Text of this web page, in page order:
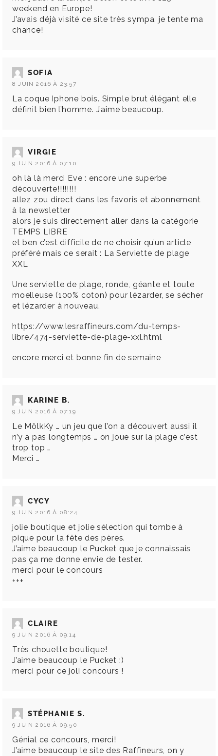
weekend en Europe!
J’avais déjà visité ce site très sympa, je tente ma
chance!
SOFIA
8 JUIN 2016 À 23:57
La coque Iphone bois. Simple brut élégant elle
définit bien l’homme. J’aime beaucoup.
VIRGIE
9 JUIN 2016 À 07:10
oh là là merci Eve : encore une superbe
découverte!!!!!!!!
allez zou direct dans les favoris et abonnement
à la newsletter
alors je suis directement aller dans la catégorie
TEMPS LIBRE
et ben c’est difficile de ne choisir qu’un article
préféré mais ce serait : La Serviette de plage
XXL
Une serviette de plage, ronde, géante et toute
moelleuse (100% coton) pour lézarder, se sécher
et lézarder à nouveau.
https://www.lesraffineurs.com/du-temps-
libre/474-serviette-de-plage-xxl.html
encore merci et bonne fin de semaine
KARINE B.
9 JUIN 2016 À 07:19
Le MölkKy … un jeu que l’on a découvert aussi il
n’y a pas longtemps … on joue sur la plage c’est
trop top …
Merci …
CYCY
9 JUIN 2016 À 08:24
jolie boutique et jolie sélection qui tombe à
pique pour la fête des pères.
J’aime beaucoup le Pucket que je connaissais
pas ça me donne envie de tester.
merci pour le concours
+++
CLAIRE
9 JUIN 2016 À 09:14
Très chouette boutique!
J’aime beaucoup le Pucket :)
merci pour ce joli concours !
STÉPHANIE S.
9 JUIN 2016 À 09:50
Génial ce concours, merci!
J’aime beaucoup le site des Raffineurs, on y